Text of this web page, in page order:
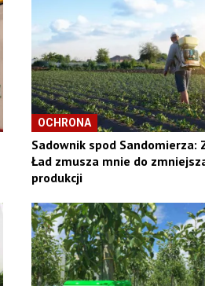
OCHRONA
Sadownik spod Sandomierza:
Ład zmusza mnie do
produkcji